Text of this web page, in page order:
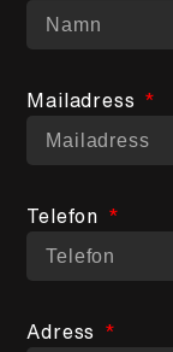
Mailadress
Telefon
Adress